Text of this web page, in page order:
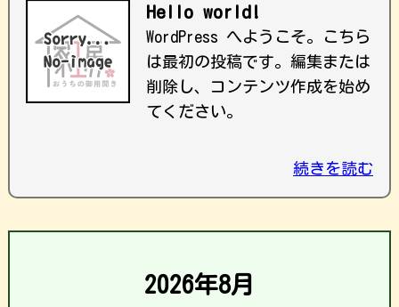
Hello world!
WordPress へようこそ。こちら
は最初の投稿です。編集または
削除し、コンテンツ作成を始め
てください。
続きを読む
2026年8月